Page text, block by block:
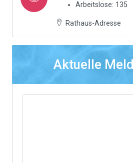
Arbeitslose: 135
Rathaus-Adresse
Aktuelle